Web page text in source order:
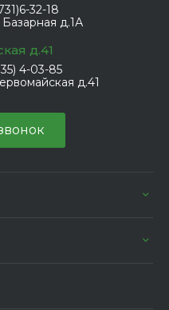
32-18
Базарная д.1А
д.41
4-03-85
д.41